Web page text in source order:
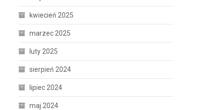
kwiecień 2025
marzec 2025
luty 2025
sierpień 2024
lipiec 2024
maj 2024